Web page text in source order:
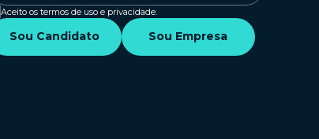
Aceito os termos de uso e privacidade.
Sou Candidato Sou Empresa